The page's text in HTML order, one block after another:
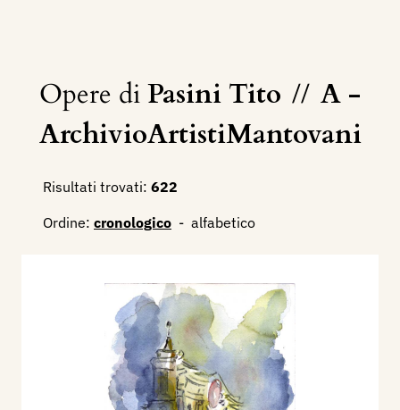
Opere diPasini Tito // A -
ArchivioArtistiMantovani
Risultati trovati: 622
Ordine: cronologico - alfabetico